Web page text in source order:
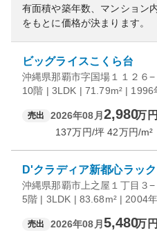
有面積や築年数、マンション
をもとに価格が決まります。
ビッグライスこくら台
沖縄県那覇市字国場１１２６−
10階 | 3LDK | 71.79m² | 1996
売出 2026年08月 2,980万円
137万円/坪 42万円/m²
D'クラディア新都心ラッ
沖縄県那覇市上之屋１丁目３−
5階 | 3LDK | 83.68m² | 2004
売出 2026年08月 5,480万円